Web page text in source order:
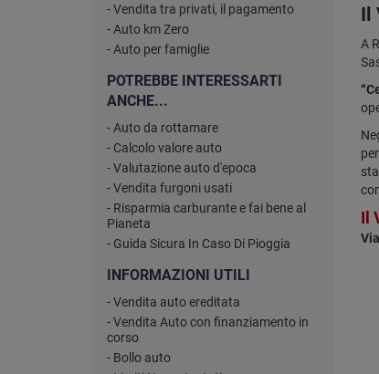
- Vendita tra privati, il pagamento
- Auto km Zero
- Auto per famiglie
POTREBBE INTERESSARTI
ANCHE...
- Auto da rottamare
- Calcolo valore auto
- Valutazione auto d'epoca
- Vendita furgoni usati
- Risparmia carburante e fai bene al
Pianeta
- Guida Sicura In Caso Di Pioggia
INFORMAZIONI UTILI
- Vendita auto ereditata
- Vendita Auto con finanziamento in
corso
- Bollo auto
Il
A
Il